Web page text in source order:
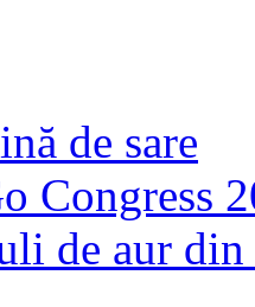
de sare
Congress
de aur